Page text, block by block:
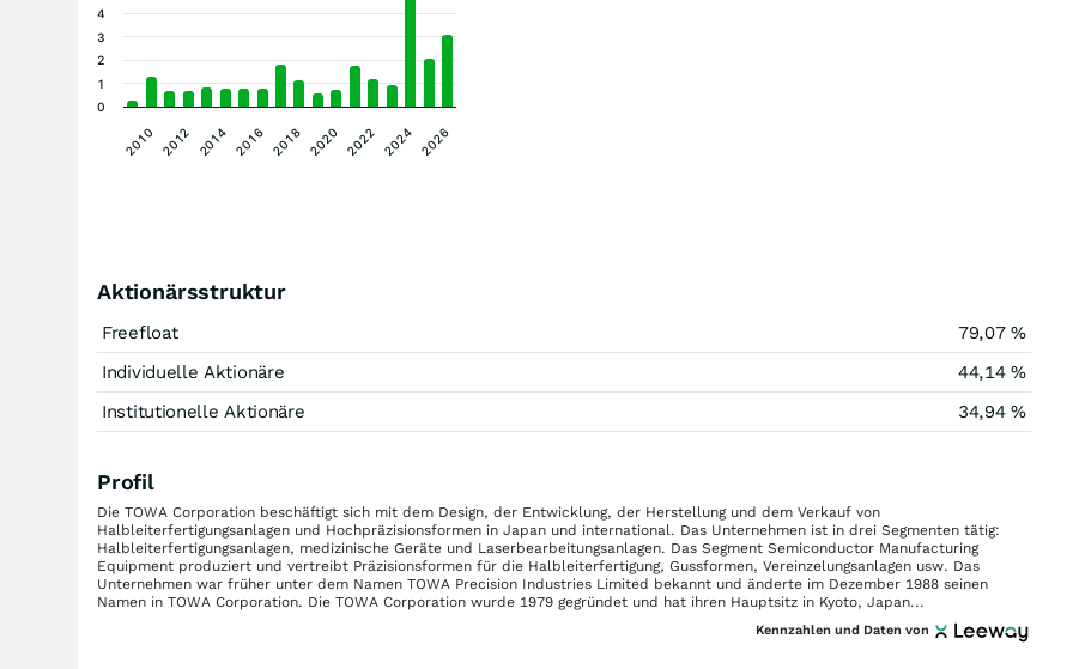
2010 2012 2014 2016 2018 2020 2022 2024 2026
0
1
2
3
4
Aktionärsstruktur
Freefloat
79,07 %
Individuelle Aktionäre
44,14 %
Institutionelle Aktionäre
34,94 %
Profil
Die TOWA Corporation beschäftigt sich mit dem Design, der Entwicklung, der Herstellung und dem Verkauf von
Halbleiterfertigungsanlagen und Hochpräzisionsformen in Japan und international. Das Unternehmen ist in drei Segmenten tätig:
Halbleiterfertigungsanlagen, medizinische Geräte und Laserbearbeitungsanlagen. Das Segment Semiconductor Manufacturing
Equipment produziert und vertreibt Präzisionsformen für die Halbleiterfertigung, Gussformen, Vereinzelungsanlagen usw. Das
Unternehmen war früher unter dem Namen TOWA Precision Industries Limited bekannt und änderte im Dezember 1988 seinen
Namen in TOWA Corporation. Die TOWA Corporation wurde 1979 gegründet und hat ihren Hauptsitz in Kyoto, Japan...
Kennzahlen und Daten von